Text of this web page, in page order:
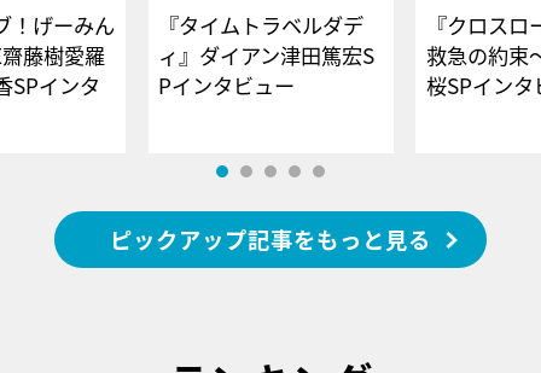
！げーみん
藤樹愛羅
SPインタ
『タイムトラベルダデ
ィ』ダイアン津田篤宏S
Pインタビュー
『クロス
救急の約束
桜SPイ
ピックアップ記事をもっと見る